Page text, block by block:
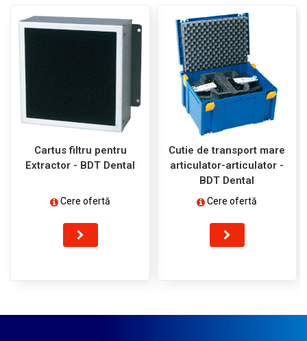
Cartus filtru pentru
Extractor - BDT Dental
Cere ofertă
Cutie de transport mare
articulator-articulator -
BDT Dental
Cere ofertă